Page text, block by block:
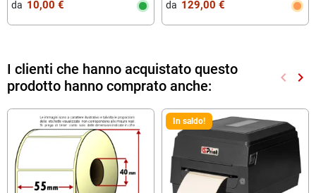
da‎ ‎ 10,00 € da‎ ‎ 129,00 €
I clienti che hanno acquistato questo
prodotto hanno comprato anche:
keyboard_arrow_left keyboard_arrow_right
In saldo!